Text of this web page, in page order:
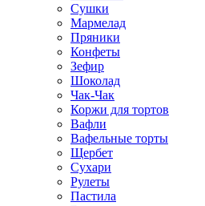
Сушки
Мармелад
Пряники
Конфеты
Зефир
Шоколад
Чак-Чак
Коржи для тортов
Вафли
Вафельные торты
Щербет
Сухари
Рулеты
Пастила